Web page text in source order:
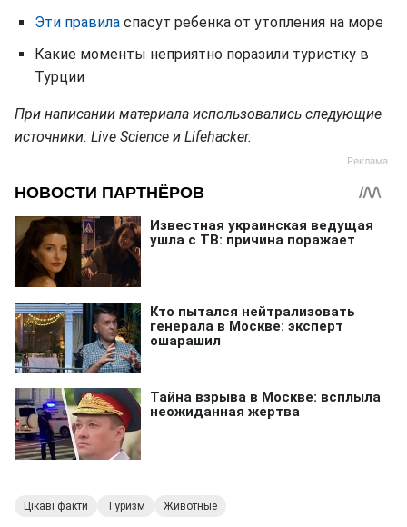
Эти правила спасут ребенка от утопления на море
Какие моменты неприятно поразили туристку в
Турции
При написании материала использовались следующие
источники: Live Science и Lifehacker.
Цікаві факти Туризм Животные